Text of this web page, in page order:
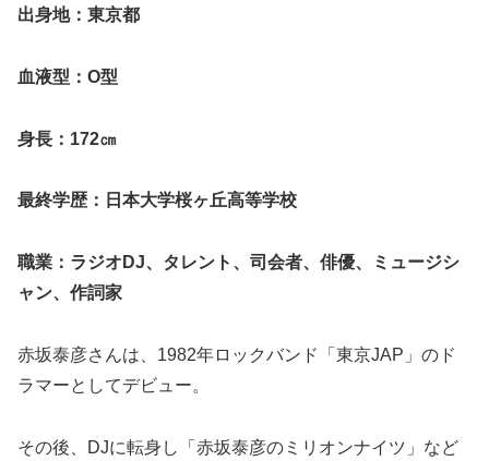
出身地：東京都
血液型：O型
身長：172㎝
最終学歴：日本大学桜ヶ丘高等学校
職業：ラジオDJ、タレント、司会者、俳優、ミュージシ
ャン、作詞家
赤坂泰彦さんは、1982年ロックバンド「東京JAP」のド
ラマーとしてデビュー。
その後、DJに転身し「赤坂泰彦のミリオンナイツ」など